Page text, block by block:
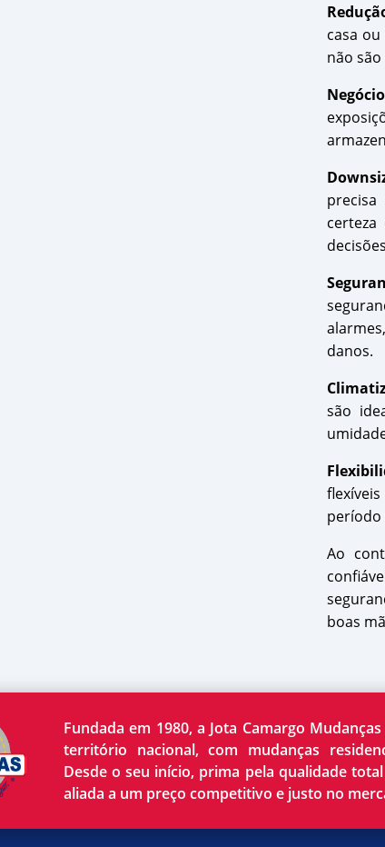
casa
não
danos.
são
período
Ao
boas
Fundada em 1980, a Jota Camargo
território nacional, com mudanças
Desde o seu início, prima pela qualidade
aliada a um preço competitivo e justo no